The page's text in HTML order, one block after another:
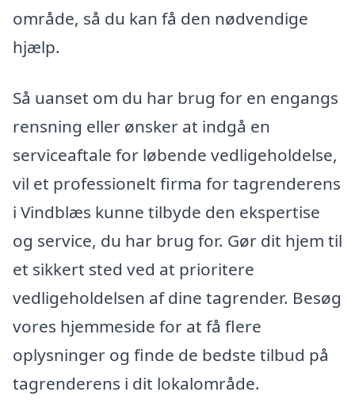
område, så du kan få den nødvendige
hjælp.
Så uanset om du har brug for en engangs
rensning eller ønsker at indgå en
serviceaftale for løbende vedligeholdelse,
vil et professionelt firma for tagrenderens
i Vindblæs kunne tilbyde den ekspertise
og service, du har brug for. Gør dit hjem til
et sikkert sted ved at prioritere
vedligeholdelsen af dine tagrender. Besøg
vores hjemmeside for at få flere
oplysninger og finde de bedste tilbud på
tagrenderens i dit lokalområde.